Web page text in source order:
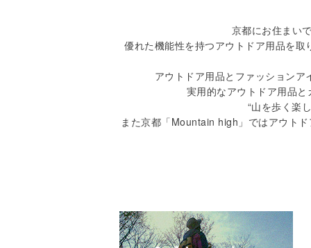
京都にお住まい
優れた機能性を持つアウトドア用品を
アウトドア用品とファッション
実用的なアウトドア用品
“山を歩く楽
また京都「Mountain high」ではアウト